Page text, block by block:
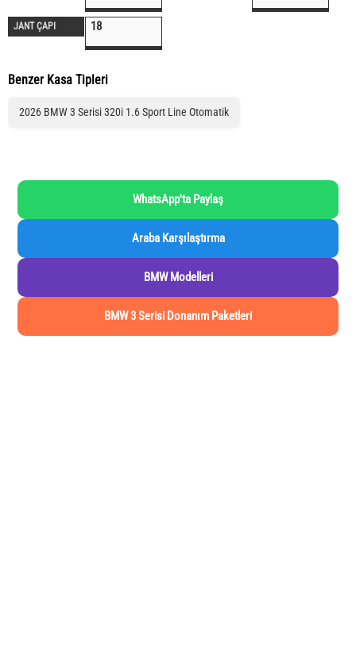
JANT ÇAPI 18
Benzer Kasa Tipleri
2026 BMW 3 Serisi 320i 1.6 Sport Line Otomatik
WhatsApp'ta Paylaş
Araba Karşılaştırma
BMW Modelleri
BMW 3 Serisi Donanım Paketleri